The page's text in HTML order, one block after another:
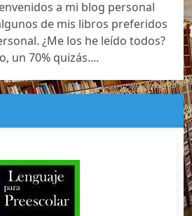
a mi blog personal
de mis libros preferidos
¿Me los he leído todos?
un 70% quizás....